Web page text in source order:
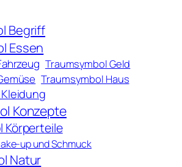
Begriff
Essen
Traumsymbol Geld
Traumsymbol Haus
Konzepte
Körperteile
up und Schmuck
Natur